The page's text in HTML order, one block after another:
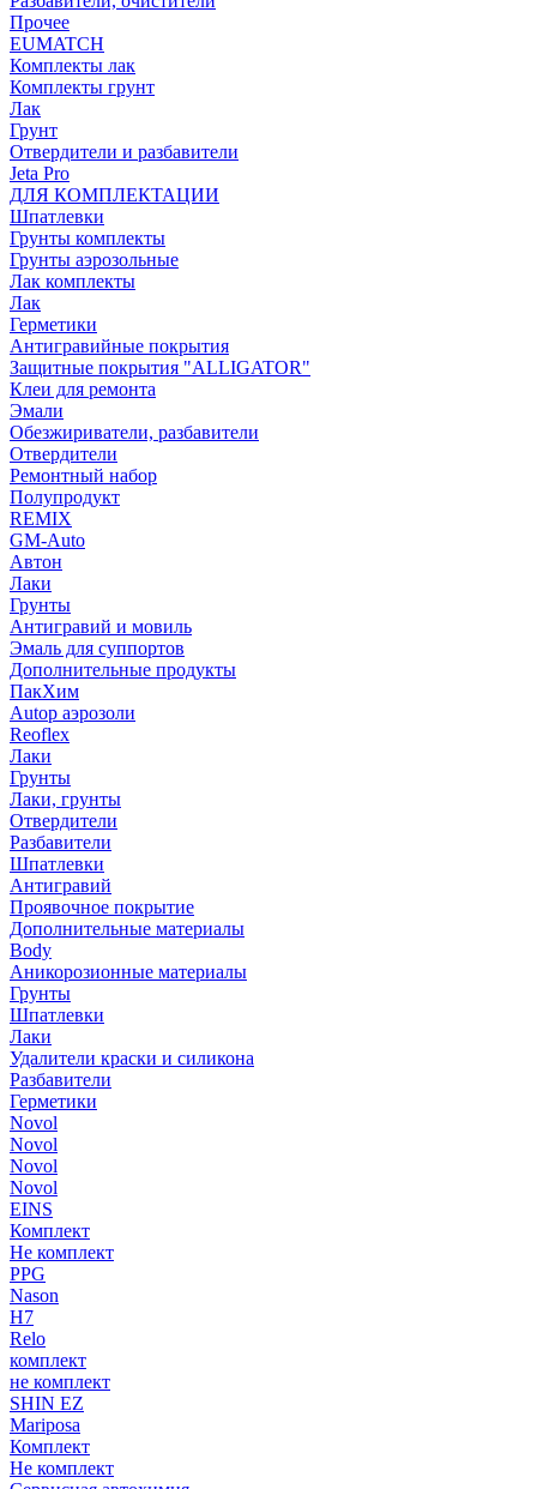
Прочее
EUMATCH
Комплекты лак
Комплекты грунт
Лак
Грунт
Отвердители и разбавители
Jeta Pro
ДЛЯ КОМПЛЕКТАЦИИ
Шпатлевки
Грунты комплекты
Грунты аэрозольные
Лак комплекты
Лак
Герметики
Антигравийные покрытия
Защитные покрытия "ALLIGATOR"
Клеи для ремонта
Эмали
Обезжириватели, разбавители
Отвердители
Ремонтный набор
Полупродукт
REMIX
GM-Auto
Автон
Лаки
Грунты
Антигравий и мовиль
Эмаль для суппортов
Дополнительные продукты
ПакХим
Autop аэрозоли
Reoflex
Лаки
Грунты
Лаки, грунты
Отвердители
Разбавители
Шпатлевки
Антигравий
Проявочное покрытие
Дополнительные материалы
Body
Аникорозионные материалы
Грунты
Шпатлевки
Лаки
Удалители краски и силикона
Разбавители
Герметики
Novol
Novol
Novol
Novol
EINS
Комплект
Не комплект
PPG
Nason
H7
Relo
комплект
не комплект
SHIN EZ
Mariposa
Комплект
Не комплект